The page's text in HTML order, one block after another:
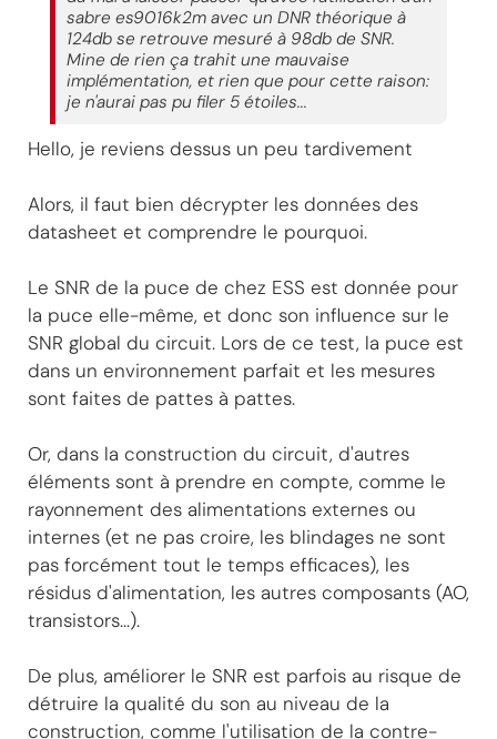
sabre es9016k2m avec un DNR théorique à
124db se retrouve mesuré à 98db de SNR.
Mine de rien ça trahit une mauvaise
implémentation, et rien que pour cette raison:
je n'aurai pas pu filer 5 étoiles...
Hello, je reviens dessus un peu tardivement
Alors, il faut bien décrypter les données des
datasheet et comprendre le pourquoi.
Le SNR de la puce de chez ESS est donnée pour
la puce elle-même, et donc son influence sur le
SNR global du circuit. Lors de ce test, la puce est
dans un environnement parfait et les mesures
sont faites de pattes à pattes.
Or, dans la construction du circuit, d'autres
éléments sont à prendre en compte, comme le
rayonnement des alimentations externes ou
internes (et ne pas croire, les blindages ne sont
pas forcément tout le temps efficaces), les
résidus d'alimentation, les autres composants (AO,
transistors...).
De plus, améliorer le SNR est parfois au risque de
détruire la qualité du son au niveau de la
construction, comme l'utilisation de la contre-